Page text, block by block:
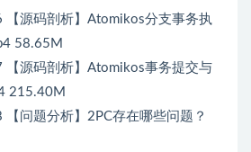
源码剖析】Atomikos分支事务执
58.65M
源码剖析】Atomikos事务提交与
215.40M
问题分析】2PC存在哪些问题？